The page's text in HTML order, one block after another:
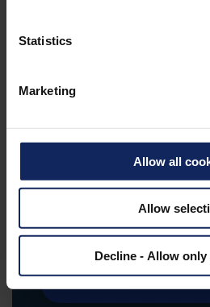
Statistics
Marketing
Allow all
Allow
Decline - Allow only